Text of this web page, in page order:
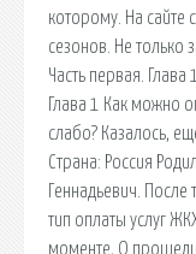
которому. На сайте
сезонов. Не только
Часть первая.
Глава 1 Как можно
слабо? Казалось,
Страна: Россия
Геннадьевич.
тип оплаты услуг
моменте, О